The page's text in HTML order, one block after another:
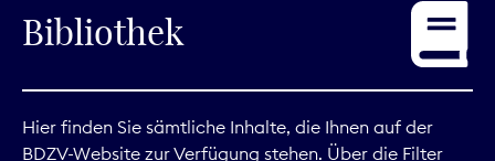
Service
Bibliothek
Hier finden Sie sämtliche Inhalte, die Ihnen auf der
BDZV-Website zur Verfügung stehen. Über die Filter